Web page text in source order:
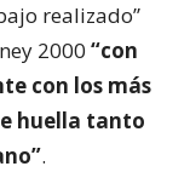
realizado”
2000 “con
con los más
huella tanto
.